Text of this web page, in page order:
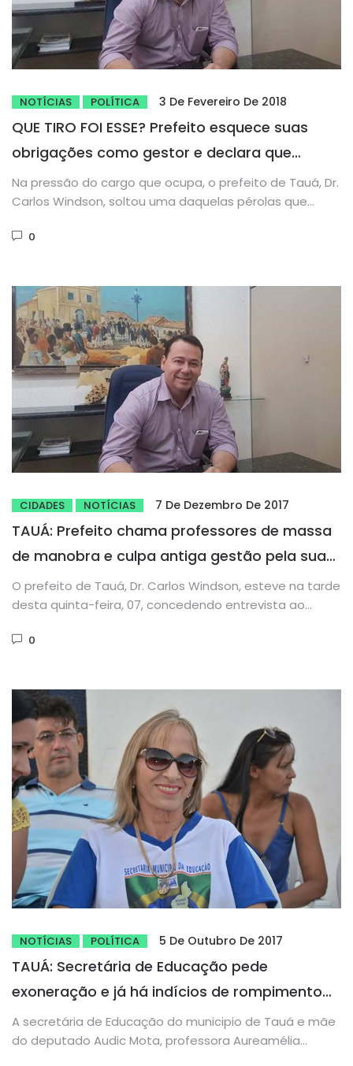
NOTÍCIAS POLÍTICA 3 De Fevereiro De 2018
QUE TIRO FOI ESSE? Prefeito esquece suas
obrigações como gestor e declara que
governa para seus eleitores
Na pressão do cargo que ocupa, o prefeito de Tauá, Dr.
Carlos Windson, soltou uma daquelas pérolas que
0
CIDADES NOTÍCIAS 7 De Dezembro De 2017
TAUÁ: Prefeito chama professores de massa
de manobra e culpa antiga gestão pela sua
má administração
O prefeito de Tauá, Dr. Carlos Windson, esteve na tarde
desta quinta-feira, 07, concedendo entrevista ao
0
NOTÍCIAS POLÍTICA 5 De Outubro De 2017
TAUÁ: Secretária de Educação pede
exoneração e já há indícios de rompimento
entre Carlos Windson e Audic Mota
A secretária de Educação do municipio de Tauá e mãe
do deputado Audic Mota, professora Aureamélia